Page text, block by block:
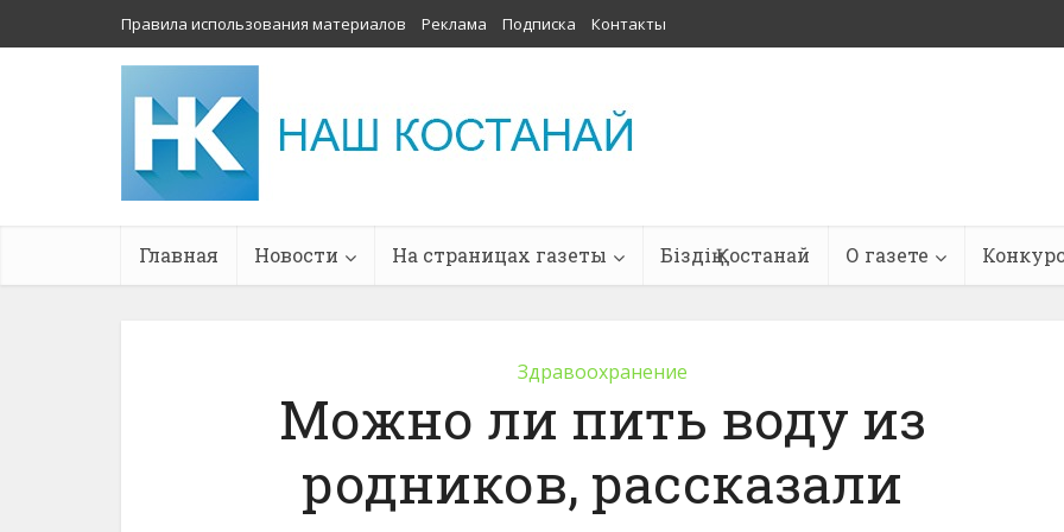
Правила использования материалов Реклама Подписка Контакты
Главная Новости На страницах газеты Біздің Қостанай О газете
Здравоохранение
Можно ли пить воду из
родников, рассказали